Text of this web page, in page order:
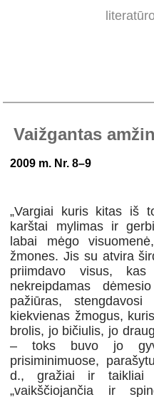
Vaižgantas
2009 m. Nr. 8–9
„Vargiai kuris kitas iš
karštai mylimas ir
labai mėgo
žmones. Jis su atvira
priimdavo visus,
nekreipdamas
pažiūras,
kiekvienas žmogus,
brolis, jo bičiulis, jo
– toks buvo jo
prisiminimuose,
d., gražiai ir taikliai
„vaikščiojančia ir